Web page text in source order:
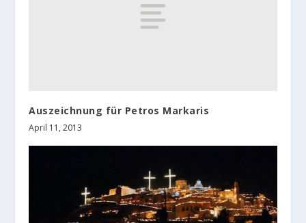
Auszeichnung für Petros Markaris
April 11, 2013